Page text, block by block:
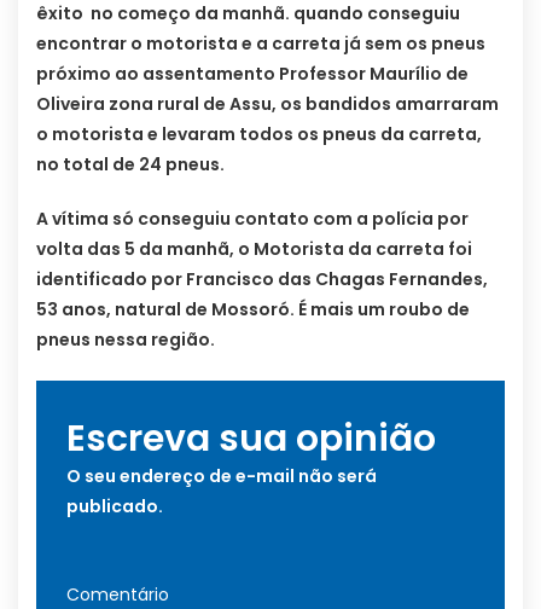
êxito no começo da manhã. quando conseguiu
encontrar o motorista e a carreta já sem os pneus
próximo ao assentamento Professor Maurílio de
Oliveira zona rural de Assu, os bandidos amarraram
o motorista e levaram todos os pneus da carreta,
no total de 24 pneus.
A vítima só conseguiu contato com a polícia por
volta das 5 da manhã, o Motorista da carreta foi
identificado por Francisco das Chagas Fernandes,
53 anos, natural de Mossoró. É mais um roubo de
pneus nessa região.
Escreva sua opinião
O seu endereço de e-mail não será
publicado.
Comentário